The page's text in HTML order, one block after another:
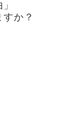
か？